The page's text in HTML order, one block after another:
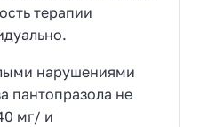
терапии
нарушениями
пантопразола не
мг/ и